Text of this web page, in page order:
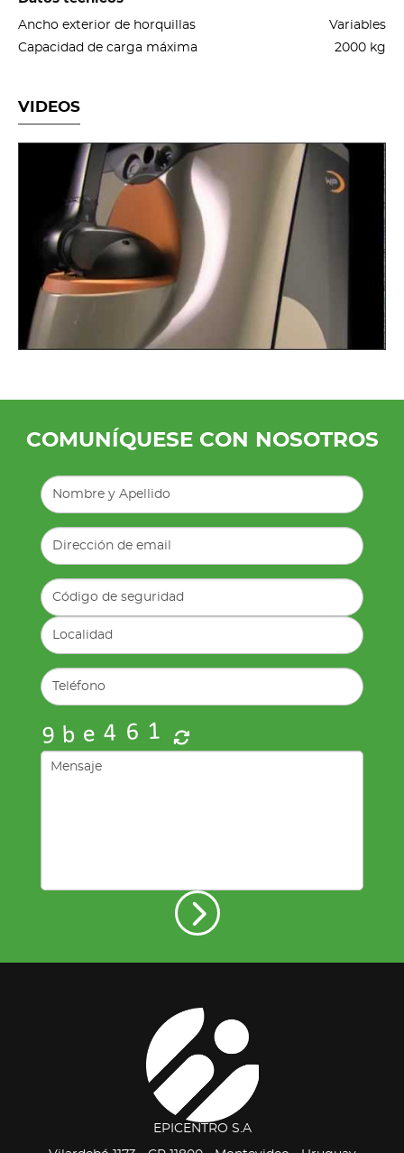
Ancho exterior de horquillas
Variables
Capacidad de carga máxima
2000 kg
VIDEOS
COMUNÍQUESE CON NOSOTROS
EPICENTRO S.A